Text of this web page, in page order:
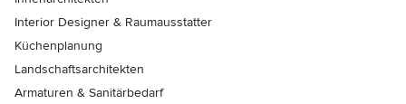
Interior Designer & Raumausstatter
Küchenplanung
Landschaftsarchitekten
Armaturen & Sanitärbedarf